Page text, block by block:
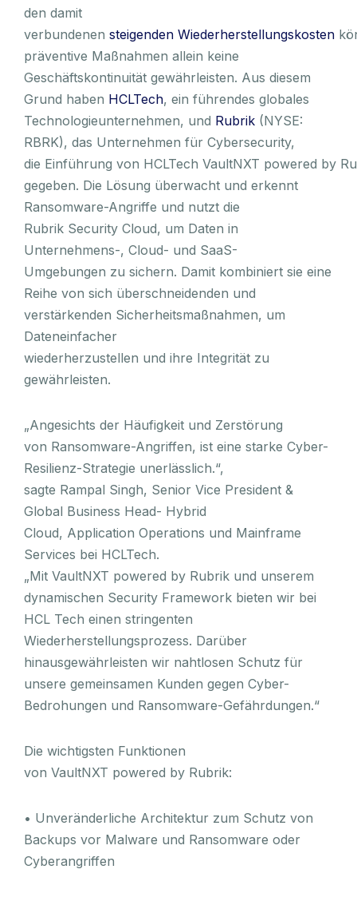
den damit
verbundenen steigenden Wiederherstellungskosten
präventive Maßnahmen allein keine
Geschäftskontinuität gewährleisten. Aus diesem
Grund haben HCLTech, ein führendes globales
Technologieunternehmen, und Rubrik (NYSE:
RBRK), das Unternehmen für Cybersecurity,
die Einführung von HCLTech VaultNXT powered by
gegeben. Die Lösung überwacht und erkennt
Ransomware-Angriffe und nutzt die
Rubrik Security Cloud, um Daten in
Unternehmens-, Cloud- und SaaS-
Umgebungen zu sichern. Damit kombiniert sie eine
Reihe von sich überschneidenden und
verstärkenden Sicherheitsmaßnahmen, um
Dateneinfacher
wiederherzustellen und ihre Integrität zu
gewährleisten.
„Angesichts der Häufigkeit und Zerstörung
von Ransomware-Angriffen, ist eine starke Cyber-
Resilienz-Strategie unerlässlich.“,
sagte Rampal Singh, Senior Vice President &
Global Business Head- Hybrid
Cloud, Application Operations und Mainframe
Services bei HCLTech.
„Mit VaultNXT powered by Rubrik und unserem
dynamischen Security Framework bieten wir bei
HCL Tech einen stringenten
Wiederherstellungsprozess. Darüber
hinausgewährleisten wir nahtlosen Schutz für
unsere gemeinsamen Kunden gegen Cyber-
Bedrohungen und Ransomware-Gefährdungen.“
Die wichtigsten Funktionen
von VaultNXT powered by Rubrik:
• Unveränderliche Architektur zum Schutz von
Backups vor Malware und Ransomware oder
Cyberangriffen